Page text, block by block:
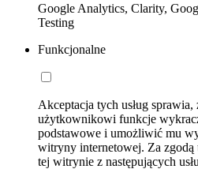
Google Analytics, Clarity,
Testing
Funkcjonalne
Akceptacja tych usług
użytkownikowi funkcje
podstawowe i umożliwić mu
witryny internetowej. Za
tej witrynie z następujących